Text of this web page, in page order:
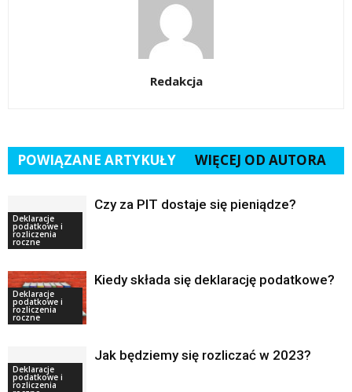
Redakcja
POWIĄZANE ARTYKUŁY WIĘCEJ OD AUTORA
Deklaracje
podatkowe i
rozliczenia
roczne
Czy za PIT dostaje się pieniądze?
Deklaracje
podatkowe i
rozliczenia
roczne
Kiedy składa się deklarację podatkowe?
Deklaracje
podatkowe i
rozliczenia
Jak będziemy się rozliczać w 2023?